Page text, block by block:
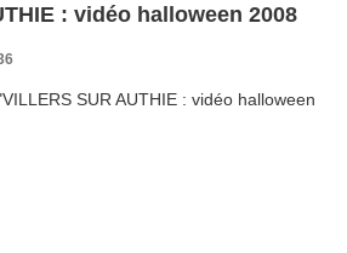
: vidéo halloween 2008